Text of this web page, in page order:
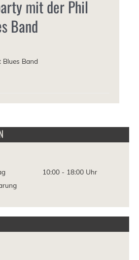
mit der Phil
Band
Band
10:00 - 18:00 Uhr